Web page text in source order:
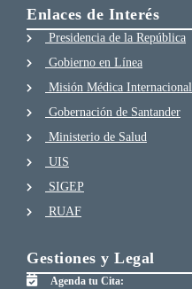
Enlaces de Interés
Presidencia de la República
Gobierno en Línea
Misión Médica Internacional
Gobernación de Santander
Ministerio de Salud
UIS
SIGEP
RUAF
Gestiones y Legal
Agenda tu Cita: